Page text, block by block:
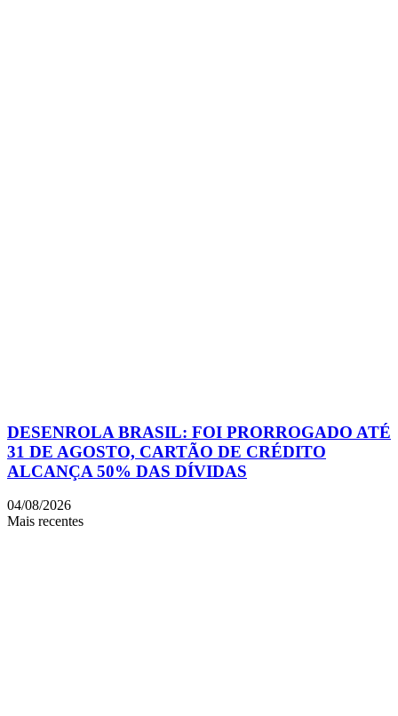
DESENROLA BRASIL: FOI PRORROGADO ATÉ
31 DE AGOSTO, CARTÃO DE CRÉDITO
ALCANÇA 50% DAS DÍVIDAS
04/08/2026
Mais recentes